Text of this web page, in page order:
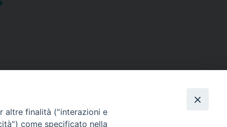
altre finalità ("interazioni e
come specificato nella